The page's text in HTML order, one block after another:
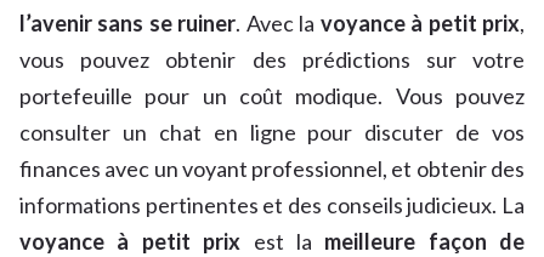
l’avenir sans se ruiner. Avec la voyance à petit prix,
vous pouvez obtenir des prédictions sur votre
portefeuille pour un coût modique. Vous pouvez
consulter un chat en ligne pour discuter de vos
finances avec un voyant professionnel, et obtenir des
informations pertinentes et des conseils judicieux. La
voyance à petit prix est la meilleure façon de